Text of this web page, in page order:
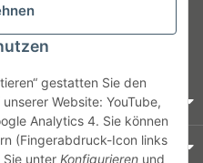
gestatten Sie den
Website: YouTube,
Analytics 4. Sie können
(Fingerabdruck-Icon links
Sie unter Konfigurieren und